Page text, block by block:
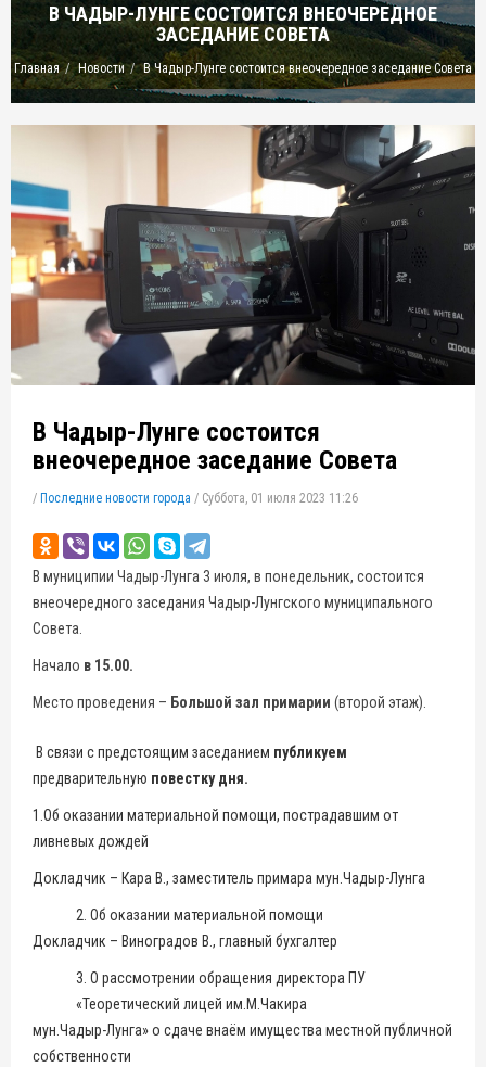
В ЧАДЫР-ЛУНГЕ СОСТОИТСЯ ВНЕОЧЕРЕДНОЕ
ЗАСЕДАНИЕ СОВЕТА
Главная Новости В Чадыр-Лунге состоится внеочередное заседание Совета
В Чадыр-Лунге состоится
внеочередное заседание Совета
/ Последние новости города / Суббота, 01 июля 2023 11:26
В муниципии Чадыр-Лунга 3 июля, в понедельник, состоится
внеочередного заседания Чадыр-Лунгского муниципального
Совета.
Начало в 15.00.
Место проведения – Большой зал примарии (второй этаж).
В связи с предстоящим заседанием публикуем
предварительную повестку дня.
1.Об оказании материальной помощи, пострадавшим от
ливневых дождей
Докладчик – Кара В., заместитель примара мун.Чадыр-Лунга
2. Об оказании материальной помощи
Докладчик – Виноградов В., главный бухгалтер
3. О рассмотрении обращения директора ПУ
«Теоретический лицей им.М.Чакира
мун.Чадыр-Лунга» о сдаче внаём имущества местной публичной
собственности